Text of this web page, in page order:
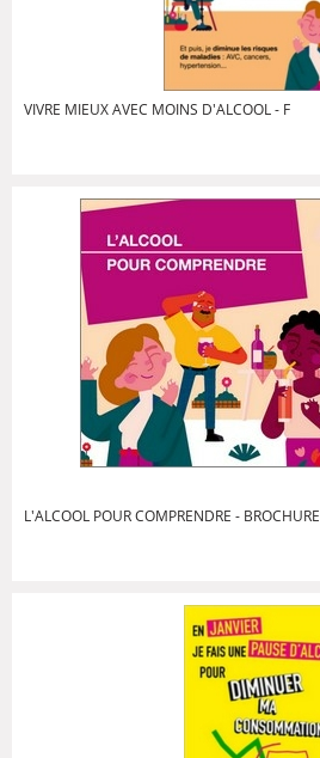
VIVRE MIEUX AVEC MOINS D'ALCOOL - F
L'ALCOOL POUR COMPRENDRE - BROCHURE